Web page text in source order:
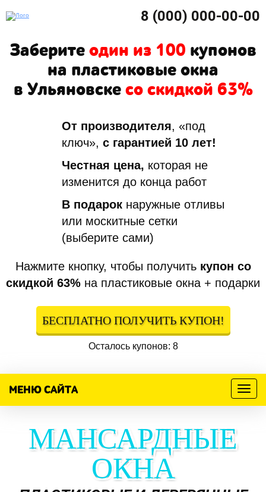
8 (000) 000-00-00
Заберитеодин из 100 купонов
на пластиковые окна
в Ульяновскесо скидкой 63%
От производителя, «под
ключ», с гарантией 10 лет!
Честная цена, которая не
изменится до конца работ
В подарок наружные отливы
или москитные сетки
(выберите сами)
Нажмите кнопку, чтобы получить купон со
скидкой 63% на пластиковые окна + подарки
БЕСПЛАТНО ПОЛУЧИТЬ КУПОН!
Осталось купонов: 8
Меню
МЕНЮ САЙТА
МАНСАРДНЫЕ
ОКНА